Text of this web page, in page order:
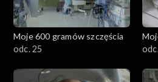
Moje 600 gramów szczęścia
odc. 25